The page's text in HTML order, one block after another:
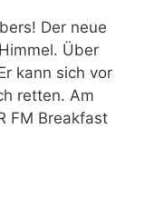
Der neue
Über
kann sich vor
retten. Am
FM Breakfast